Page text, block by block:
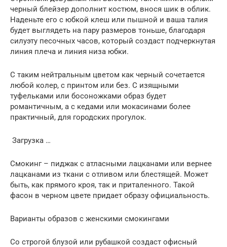
черный блейзер дополнит костюм, внося шик в облик.
Наденьте его с юбкой клеш или пышной и ваша талия
будет выглядеть на пару размеров тоньше, благодаря
силуэту песочных часов, который создаст подчеркнутая
линия плеча и линия низа юбки.
С таким нейтральным цветом как черный сочетается
любой колер, с принтом или без. С изящными
туфельками или босоножками образ будет
романтичным, а с кедами или мокасинами более
практичный, для городских прогулок.
Загрузка …
Смокинг – пиджак с атласными лацканами или вернее
лацканами из ткани с отливом или блестящей. Может
быть, как прямого кроя, так и приталенного. Такой
фасон в черном цвете придает образу официальность.
Варианты образов с женскими смокингами
Со строгой блузой или рубашкой создаст офисный